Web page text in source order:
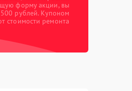
форму акции, вы
рублей. Купоном
стоимости ремонта